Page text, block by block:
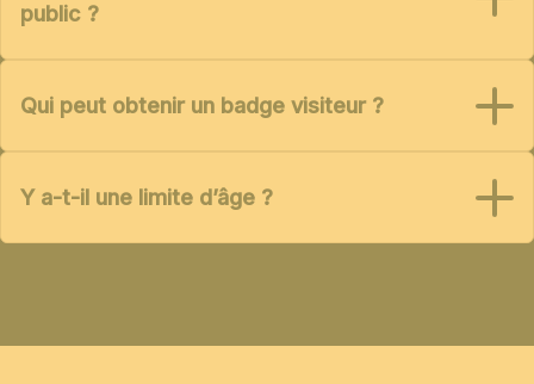
public ?
Qui peut obtenir un badge visiteur ?
Y a-t-il une limite d’âge ?